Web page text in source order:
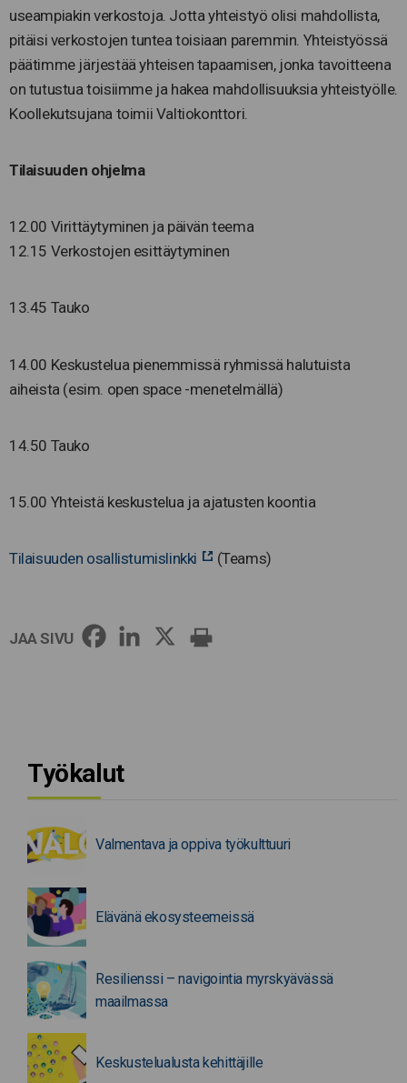
useampiakin verkostoja. Jotta yhteistyö olisi mahdollista,
pitäisi verkostojen tuntea toisiaan paremmin. Yhteistyössä
päätimme järjestää yhteisen tapaamisen, jonka tavoitteena
on tutustua toisiimme ja hakea mahdollisuuksia yhteistyölle.
Koollekutsujana toimii Valtiokonttori.
Tilaisuuden ohjelma
12.00 Virittäytyminen ja päivän teema
12.15 Verkostojen esittäytyminen
13.45 Tauko
14.00 Keskustelua pienemmissä ryhmissä halutuista
aiheista (esim. open space -menetelmällä)
14.50 Tauko
15.00 Yhteistä keskustelua ja ajatusten koontia
Tilaisuuden osallistumislinkki (Teams)
JAA SIVU
Työkalut
Valmentava ja oppiva työkulttuuri
Elävänä ekosysteemeissä
Resilienssi – navigointia myrskyävässä
maailmassa
Keskustelualusta kehittäjille